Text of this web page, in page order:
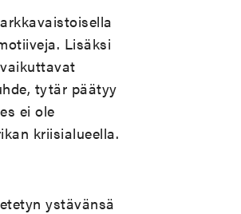
Lisäksi
tytär päätyy
ei ole
kriisialueella.
ystävänsä